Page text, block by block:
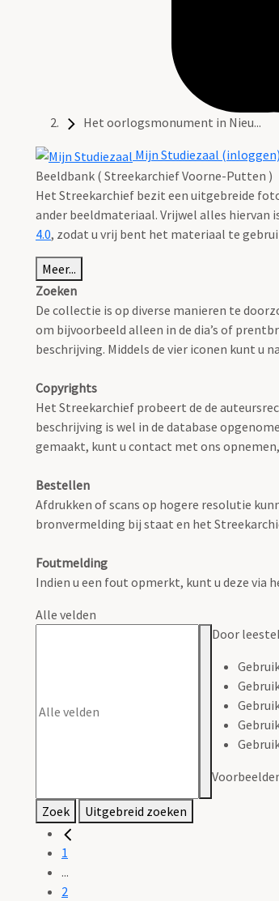
Het oorlogsmonument in Nieu...
Mijn Studiezaal (inloggen)
Beeldbank ( Streekarchief Voorne-Putten )
Het Streekarchief bezit een uitgebreide
ander beeldmateriaal. Vrijwel alles hiervan
4.0, zodat u vrij bent het materiaal te
Meer...
Zoeken
De collectie is op diverse manieren te
om bijvoorbeeld alleen in de dia’s of
beschrijving. Middels de vier iconen kunt u
Copyrights
Het Streekarchief probeert de de
beschrijving is wel in de database
gemaakt, kunt u contact met ons
Bestellen
Afdrukken of scans op hogere resolutie
bronvermelding bij staat en het
Foutmelding
Indien u een fout opmerkt, kunt u deze via
Alle velden
Door
Zoek Uitgebreid zoeken
1
...
2